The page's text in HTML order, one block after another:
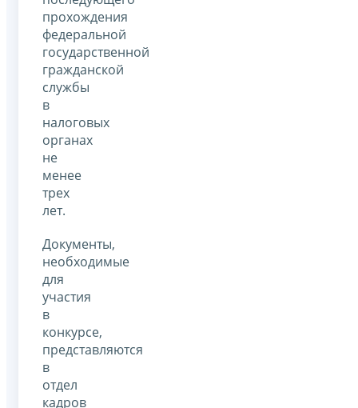
прохождения
федеральной
государственной
гражданской
службы
в
налоговых
органах
не
менее
трех
лет.
Документы,
необходимые
для
участия
в
конкурсе,
представляются
в
отдел
кадров